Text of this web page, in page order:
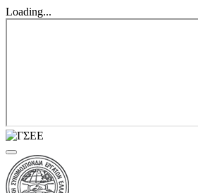
Loading...